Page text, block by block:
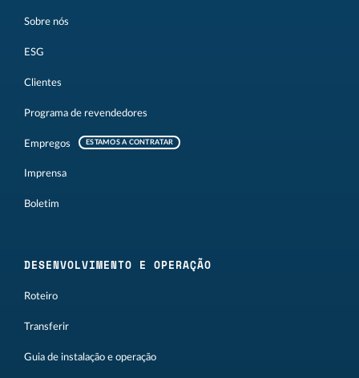
Sobre nós
ESG
Clientes
Programa de revendedores
Empregos ESTAMOS A CONTRATAR
Imprensa
Boletim
DESENVOLVIMENTO E OPERAÇÃO
Roteiro
Transferir
Guia de instalação e operação